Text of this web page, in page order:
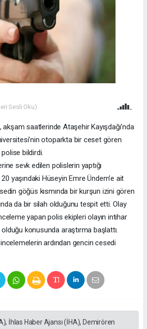
Sesli Oku)
akşam saatlerinde Ataşehir Kayışdağı'nda
otoparkta bir ceset gören
bildirdi.
sevk edilen polislerin yaptığı
yaşındaki Hüseyin Emre Ündem'e ait
göğüs kısmında bir kurşun izini gören
da bir silah olduğunu tespit etti. Olay
yapan polis ekipleri olayın intihar
konusunda araştırma başlattı.
ardından gencin cesedi
İhlas Haber Ajansı (İHA), Demirören